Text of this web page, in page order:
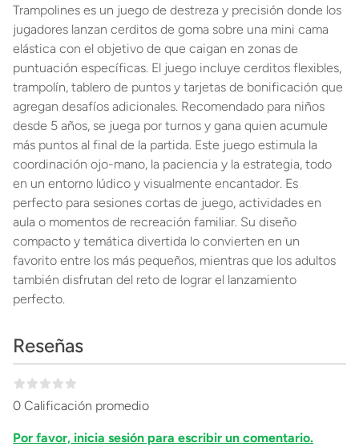
Trampolines es un juego de destreza y precisión donde los
jugadores lanzan cerditos de goma sobre una mini cama
elástica con el objetivo de que caigan en zonas de
puntuación específicas. El juego incluye cerditos flexibles,
trampolín, tablero de puntos y tarjetas de bonificación que
agregan desafíos adicionales. Recomendado para niños
desde 5 años, se juega por turnos y gana quien acumule
más puntos al final de la partida. Este juego estimula la
coordinación ojo-mano, la paciencia y la estrategia, todo
en un entorno lúdico y visualmente encantador. Es
perfecto para sesiones cortas de juego, actividades en
aula o momentos de recreación familiar. Su diseño
compacto y temática divertida lo convierten en un
favorito entre los más pequeños, mientras que los adultos
también disfrutan del reto de lograr el lanzamiento
perfecto.
Reseñas
0 Calificación promedio
Por favor, inicia sesión para escribir un comentario.